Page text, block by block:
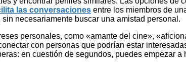
las conversaciones entre los miembros de
necesariamente buscar una amistad personal.
personales, como «amante del cine»,
con personas que podrían estar
en cuestión de segundos, puedes empezar